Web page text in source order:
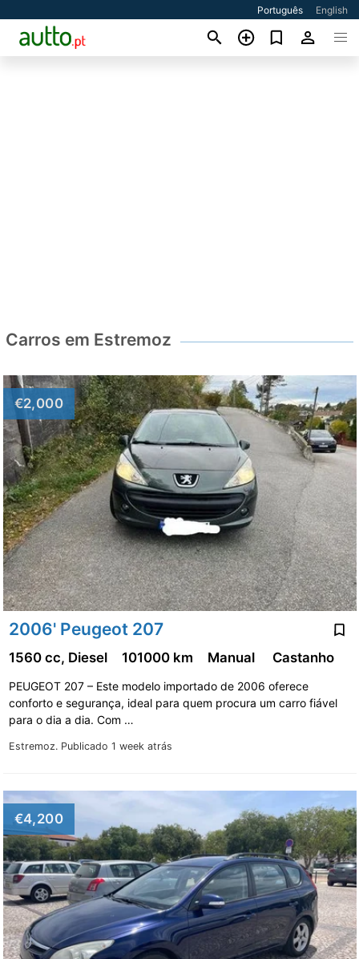
Português English
Carros em Estremoz
€2,000
2006' Peugeot 207
Estremoz. Publicado 1 week atrás
1560 cc, Diesel 101000 km Manual Castanho
PEUGEOT 207 – Este modelo importado de 2006 oferece
conforto e segurança, ideal para quem procura um carro fiável
para o dia a dia. Com …
€4,200